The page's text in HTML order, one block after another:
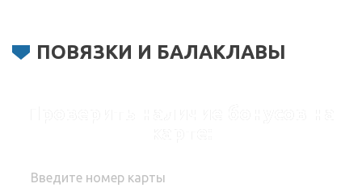
ПОВЯЗКИ И БАЛАКЛАВЫ